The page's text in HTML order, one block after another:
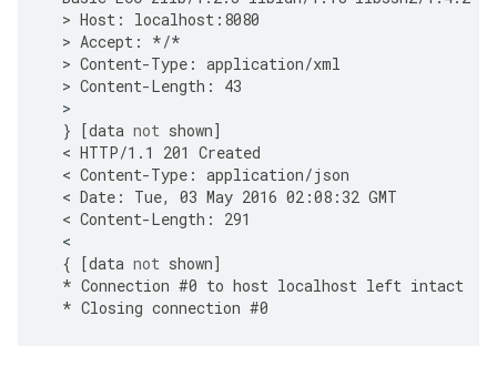
  >
Host : localhost : 8080
  >
Accept :
*/*
  >
Content-Type : application/xml
  >
Content-Length :
43
} [data not shown]
  <
HTTP/1.1 201 Created
  <
Content-Type : application/json
  <
Date : Tue, 03 May 2016 02 :08 : 32 GMT
  <
Content-Length :
291
{ [data not shown]
* Connection #0 to host localhost left intact
* Closing connection #0